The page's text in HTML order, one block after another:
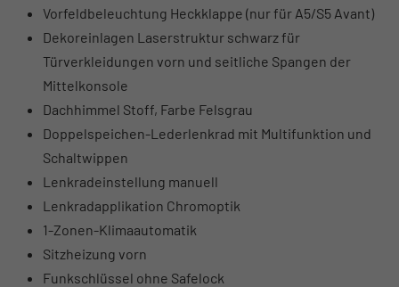
Vorfeldbeleuchtung Heckklappe (nur für A5/S5 Avant)
Dekoreinlagen Laserstruktur schwarz für
Türverkleidungen vorn und seitliche Spangen der
Mittelkonsole
Dachhimmel Stoff, Farbe Felsgrau
Doppelspeichen-Lederlenkrad mit Multifunktion und
Schaltwippen
Lenkradeinstellung manuell
Lenkradapplikation Chromoptik
1-Zonen-Klimaautomatik
Sitzheizung vorn
Funkschlüssel ohne Safelock